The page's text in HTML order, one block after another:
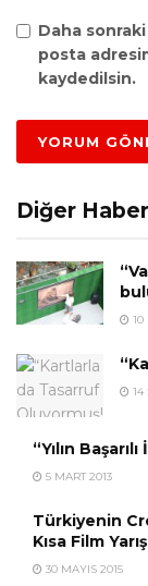
Daha sonraki
posta
kaydedilsin.
Diğer
10
14
“Yılın
5 MART 2013
Türkiyenin
Kısa Film
30 MAYIS 2015